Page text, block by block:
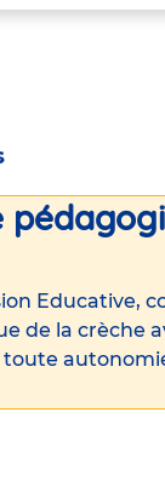
Educative,
de la crèche
toute